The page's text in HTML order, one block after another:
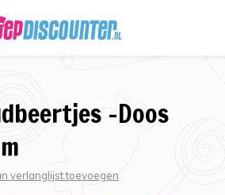
-Doos
verlanglijst toevoegen